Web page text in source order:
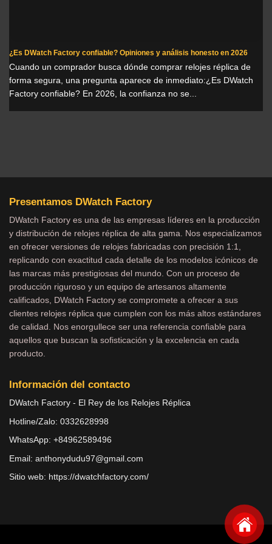
¿Es DWatch Factory confiable? Opiniones y análisis honesto en 2026
Cuando un comprador busca dónde comprar relojes réplica de
forma segura, una pregunta aparece de inmediato:¿Es DWatch
Factory confiable? En 2026, la confianza no se...
Presentamos DWatch Factory
DWatch Factory es una de las empresas líderes en la producción
y distribución de relojes réplica de alta gama. Nos especializamos
en ofrecer versiones de relojes fabricadas con precisión 1:1,
replicando con exactitud cada detalle de los modelos icónicos de
las marcas más prestigiosas del mundo. Con un proceso de
producción riguroso y un equipo de artesanos altamente
calificados, DWatch Factory se compromete a ofrecer a sus
clientes relojes réplica que cumplen con los más altos estándares
de calidad. Nos enorgullece ser una referencia confiable para
aquellos que buscan la sofisticación y la excelencia en cada
producto.
Información del contacto
DWatch Factory - El Rey de los Relojes Réplica
Hotline/Zalo: 0332628998
WhatsApp: +84962589496
Email: anthonydudu97@gmail.com
Sitio web: https://dwatchfactory.com/